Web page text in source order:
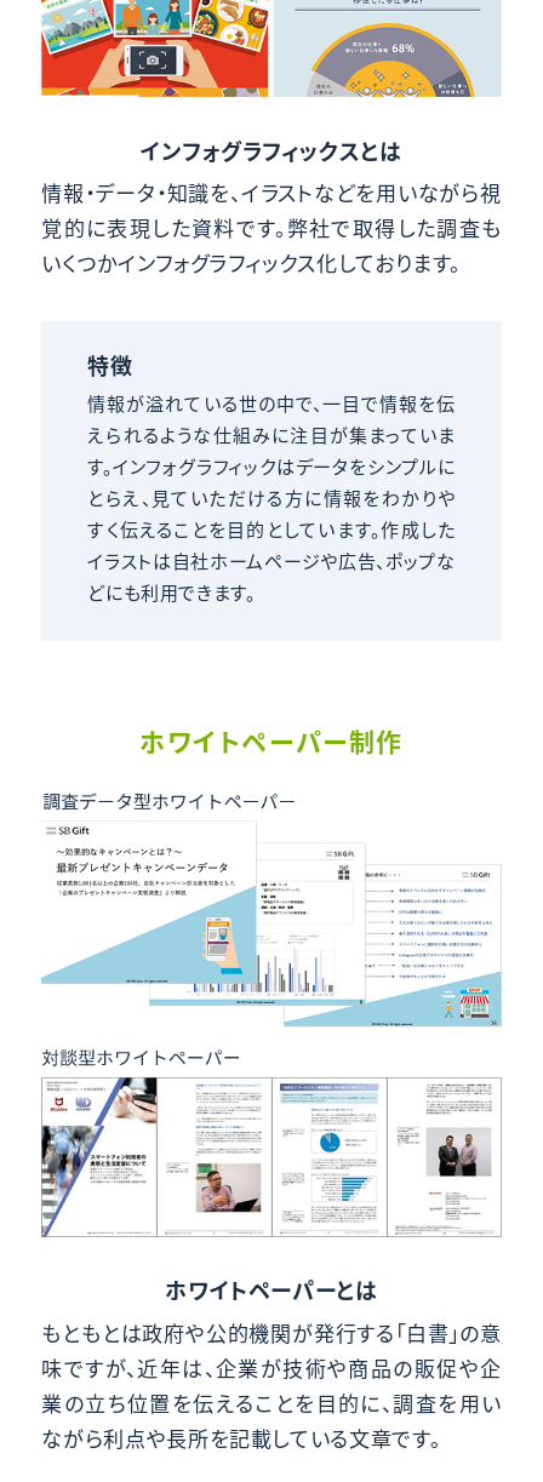
インフォグラフィックスとは
情報・データ・知識を、イラストなどを用いながら視
覚的に表現した資料です。弊社で取得した調査も
いくつかインフォグラフィックス化しております。
特徴
情報が溢れている世の中で、一目で情報を伝
えられるような仕組みに注目が集まっていま
す。インフォグラフィックはデータをシンプルに
とらえ、見ていただける方に情報をわかりや
すく伝えることを目的としています。作成した
イラストは自社ホームページや広告、ポップな
どにも利用できます。
ホワイトペーパー制作
ホワイトペーパーとは
もともとは政府や公的機関が発行する「白書」の意
味ですが、近年は、企業が技術や商品の販促や企
業の立ち位置を伝えることを目的に、調査を用い
ながら利点や長所を記載している文章です。